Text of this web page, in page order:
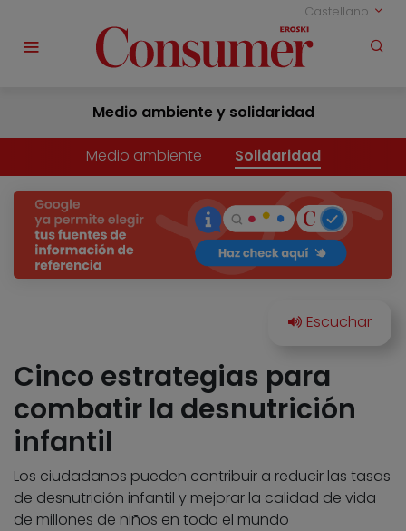
Castellano
Medio ambiente y solidaridad
Medio ambiente Solidaridad
Cinco estrategias para
combatir la desnutrición
infantil
Los ciudadanos pueden contribuir a reducir las tasas
de desnutrición infantil y mejorar la calidad de vida
de millones de niños en todo el mundo